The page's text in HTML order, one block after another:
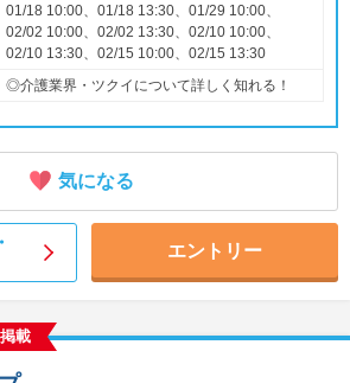
01/18 10:00、01/18 13:30、01/29 10:00、
02/02 10:00、02/02 13:30、02/10 10:00、
02/10 13:30、02/15 10:00、02/15 13:30
◎介護業界・ツクイについて詳しく知れる！
気になる
エントリー
載